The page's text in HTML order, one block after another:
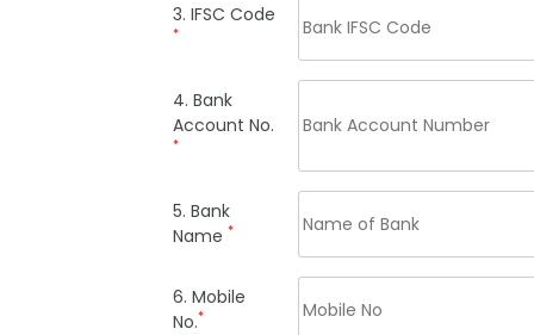
3. IFSC Code
*
4. Bank
Account No.
*
5. Bank
Name *
6. Mobile
No.*